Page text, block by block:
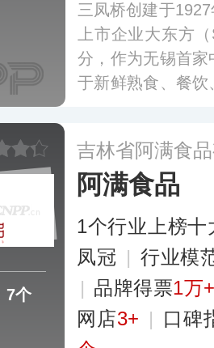
三凤桥创建于
上市企业大东方
分，作为无锡首
于新鲜熟食、餐
友之佳品、江南
7个
吉林省阿满食
阿满食品
1个行业上榜十
凤冠 | 行业模
| 品牌得票1万+
网店3+ | 口碑